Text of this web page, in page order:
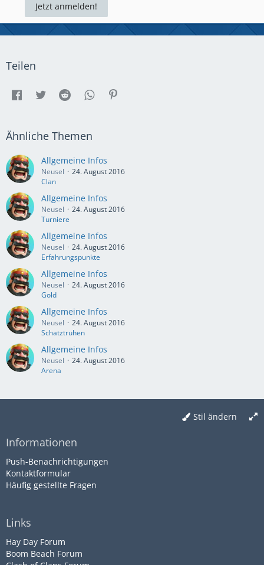
Jetzt anmelden!
Teilen
Ähnliche Themen
Allgemeine Infos
Neusel
24. August 2016
Clan
Allgemeine Infos
Neusel
24. August 2016
Turniere
Allgemeine Infos
Neusel
24. August 2016
Erfahrungspunkte
Allgemeine Infos
Neusel
24. August 2016
Gold
Allgemeine Infos
Neusel
24. August 2016
Schatztruhen
Allgemeine Infos
Neusel
24. August 2016
Arena
Stil ändern
Informationen
Push-Benachrichtigungen
Kontaktformular
Häufig gestellte Fragen
Links
Hay Day Forum
Boom Beach Forum